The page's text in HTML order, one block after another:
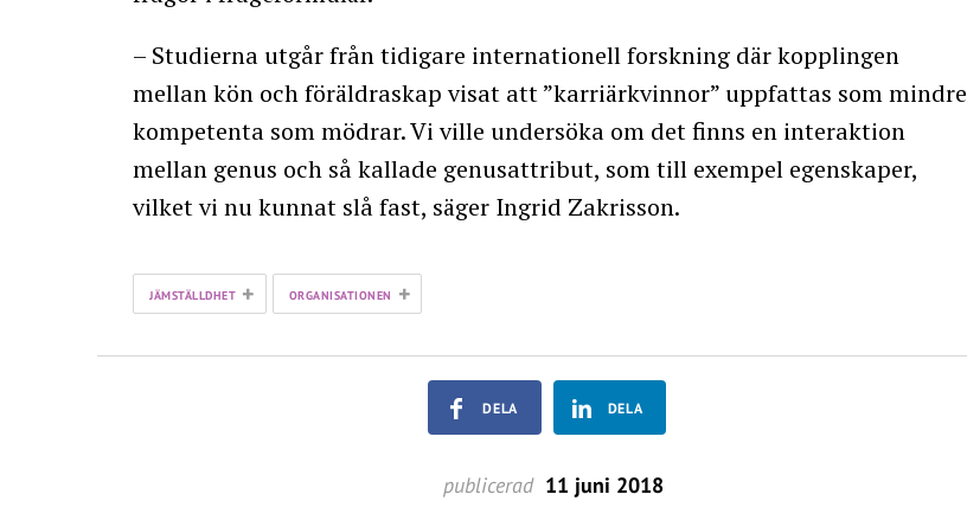
– Studierna utgår från tidigare internationell forskning där kopplingen
mellan kön och föräldraskap visat att ”karriärkvinnor” uppfattas som mindre
kompetenta som mödrar. Vi ville undersöka om det finns en interaktion
mellan genus och så kallade genusattribut, som till exempel egenskaper,
vilket vi nu kunnat slå fast, säger Ingrid Zakrisson.
JÄMSTÄLLDHET + ORGANISATIONEN +
DELA DELA
publicerad 11 juni 2018